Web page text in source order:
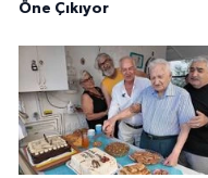
Öne Çıkıyor